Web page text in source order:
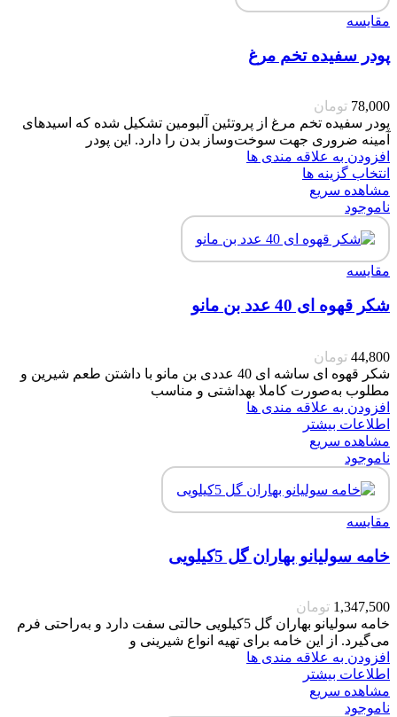
مقایسه
پودر سفیده تخم مرغ
78,000 تومان
پودر سفیده تخم مرغ از پروتئین آلبومین تشکیل شده که اسیدهای
آمینه ضروری جهت سوخت‌وساز بدن را دارد. این پودر
افزودن به علاقه مندی ها
انتخاب گزینه ها
مشاهده سریع
ناموجود
مقایسه
شکر قهوه ای 40 عدد بن مانو
44,800 تومان
شکر قهوه ای ساشه ای 40 عددی بن مانو با داشتن طعم شیرین و
مطلوب به‌صورت کاملا بهداشتی و مناسب
افزودن به علاقه مندی ها
اطلاعات بیشتر
مشاهده سریع
ناموجود
مقایسه
خامه سولیانو بهاران گل 5کیلویی
1,347,500 تومان
خامه سولیانو بهاران گل 5کیلویی حالتی سفت دارد و به‌راحتی فرم
می‌گیرد. از این خامه برای تهیه انواع شیرینی و
افزودن به علاقه مندی ها
اطلاعات بیشتر
مشاهده سریع
ناموجود